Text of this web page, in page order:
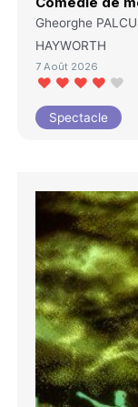
Gheorghe
HAYWORTH
7 Août 2026
Spectacle